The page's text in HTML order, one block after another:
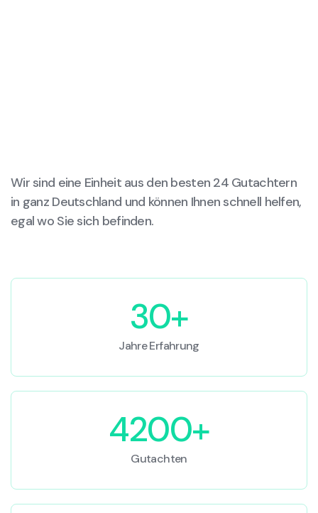
Wir sind eine Einheit aus den besten 24 Gutachtern
in ganz Deutschland und können Ihnen schnell helfen,
egal wo Sie sich befinden.
30+
Jahre Erfahrung
4200+
Gutachten